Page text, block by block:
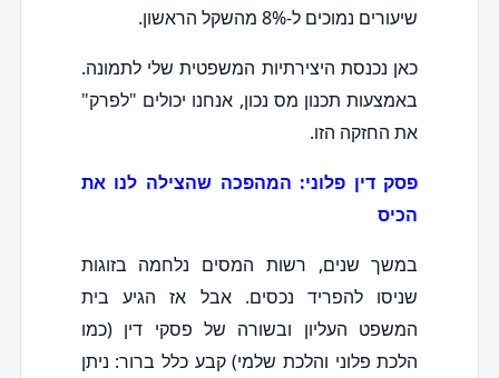
שיעורים נמוכים ל-8% מהשקל הראשון.
כאן נכנסת היצירתיות המשפטית שלי לתמונה.
באמצעות תכנון מס נכון, אנחנו יכולים "לפרק"
את החזקה הזו.
פסק דין פלוני: המהפכה שהצילה לנו את
הכיס
במשך שנים, רשות המסים נלחמה בזוגות
שניסו להפריד נכסים. אבל אז הגיע בית
המשפט העליון ובשורה של פסקי דין (כמו
הלכת פלוני והלכת שלמי) קבע כלל ברור: ניתן